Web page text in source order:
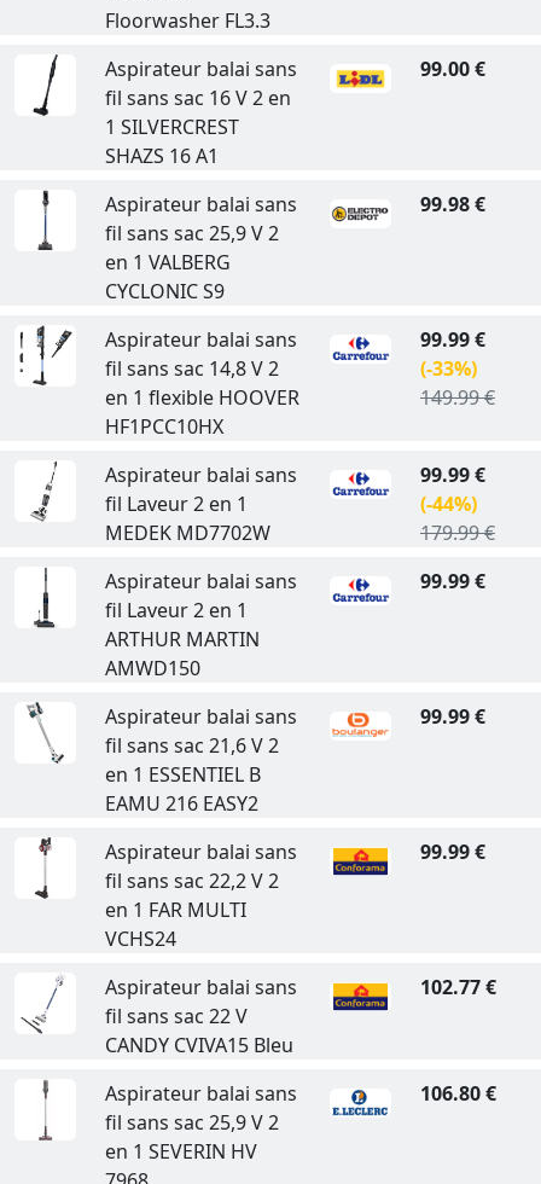
Floorwasher FL3.3
Aspirateur balai sans
fil sans sac 16 V 2 en
1 SILVERCREST
SHAZS 16 A1
99.00 €
Aspirateur balai sans
fil sans sac 25,9 V 2
en 1 VALBERG
CYCLONIC S9
99.98 €
Aspirateur balai sans
fil sans sac 14,8 V 2
en 1 flexible HOOVER
HF1PCC10HX
99.99 €
(-33%)
149.99 €
Aspirateur balai sans
fil Laveur 2 en 1
MEDEK MD7702W
99.99 €
(-44%)
179.99 €
Aspirateur balai sans
fil Laveur 2 en 1
ARTHUR MARTIN
AMWD150
99.99 €
Aspirateur balai sans
fil sans sac 21,6 V 2
en 1 ESSENTIEL B
EAMU 216 EASY2
99.99 €
Aspirateur balai sans
fil sans sac 22,2 V 2
en 1 FAR MULTI
VCHS24
99.99 €
Aspirateur balai sans
fil sans sac 22 V
CANDY CVIVA15 Bleu
102.77 €
Aspirateur balai sans
fil sans sac 25,9 V 2
en 1 SEVERIN HV
106.80 €